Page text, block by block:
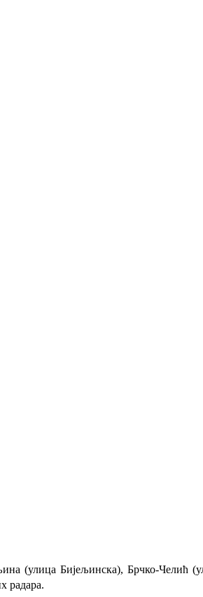
(улица Бијељинска), Брчко-Челић
радара.